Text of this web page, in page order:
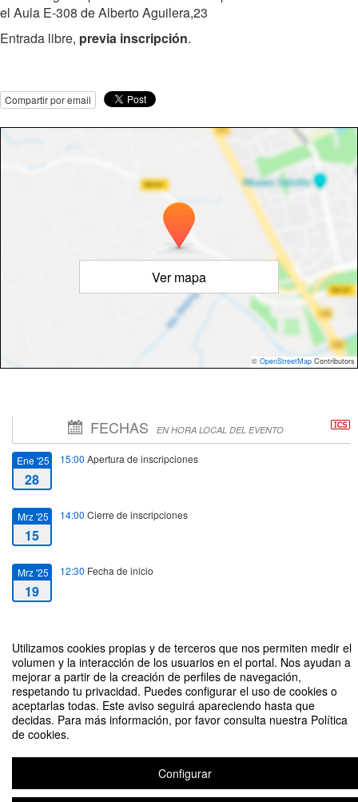
Utilizamos cookies propias y de terceros que nos permiten medir el
volumen y la interacción de los usuarios en el portal. Nos ayudan a
mejorar a partir de la creación de perfiles de navegación,
respetando tu privacidad. Puedes configurar el uso de cookies o
aceptarlas todas. Este aviso seguirá apareciendo hasta que
decidas. Para más información, por favor consulta nuestra Política
de cookies.
Configurar
el Aula E-308 de Alberto Aguilera,23
Entrada libre, previa inscripción.
Compartir por email
Ver mapa
© OpenStreetMap Contributors
FECHAS EN HORA LOCAL DEL EVENTO
Ene '25
28
15:00 Apertura de inscripciones
Mrz '25
15
14:00 Cierre de inscripciones
Mrz '25
19
12:30 Fecha de inicio
19
Salidas profesionales Medioambiente y Sostenibilidad
Organizado por Esmeralda